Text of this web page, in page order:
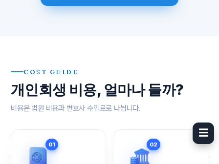
COST GUIDE
개인회생 비용, 얼마나 들까?
비용은 법원 비용과 변호사 수임료로 나뉩니다.
01 02
☰